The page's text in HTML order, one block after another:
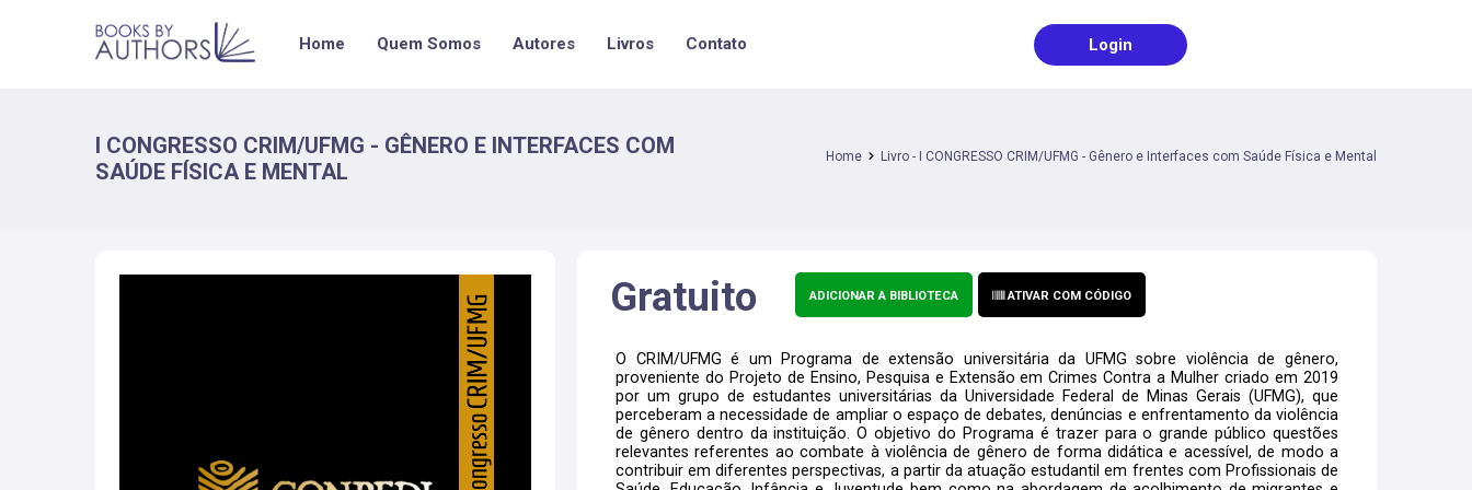
Home Quem Somos Autores Livros Contato Login
I CONGRESSO CRIM/UFMG - GÊNERO E INTERFACES COM
SAÚDE FÍSICA E MENTAL
Home Livro - I CONGRESSO CRIM/UFMG - Gênero e Interfaces com Saúde Física e Mental
Gratuito ADICIONAR A BIBLIOTECA ATIVAR COM CÓDIGO
O CRIM/UFMG é um Programa de extensão universitária da UFMG sobre violência de gênero,
proveniente do Projeto de Ensino, Pesquisa e Extensão em Crimes Contra a Mulher criado em 2019
por um grupo de estudantes universitárias da Universidade Federal de Minas Gerais (UFMG), que
perceberam a necessidade de ampliar o espaço de debates, denúncias e enfrentamento da violência
de gênero dentro da instituição. O objetivo do Programa é trazer para o grande público questões
relevantes referentes ao combate à violência de gênero de forma didática e acessível, de modo a
contribuir em diferentes perspectivas, a partir da atuação estudantil em frentes com Profissionais de